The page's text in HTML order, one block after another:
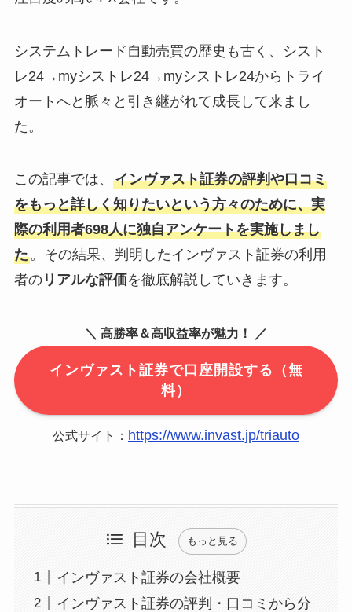
システムトレード自動売買の歴史も古く、シスト
レ24→myシストレ24→myシストレ24からトライ
オートへと脈々と引き継がれて成長して来まし
た。
この記事では、 インヴァスト証券の評判や口コミ
をもっと詳しく知りたいという方々のために、実
際の利用者698人に独自アンケートを実施しまし
た。その結果、判明したインヴァスト証券の利用
者のリアルな評価を徹底解説していきます。
＼ 高勝率＆高収益率が魅力！ ／
インヴァスト証券で口座開設する（無
料）
公式サイト： https://www.invast.jp/triauto
目次 もっと見る
インヴァスト証券の会社概要
インヴァスト証券の評判・口コミから分